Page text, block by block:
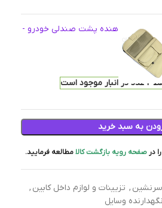
نظم دهنده پشت صندلی خودرو -
تومان
موجود است
به سبد خرید
در صفحه رویه بازگشت کالامطالعه فرمایید.
سرنشین , تزیینات و لوازم داخل کابین ,
نگهدارنده وسایل